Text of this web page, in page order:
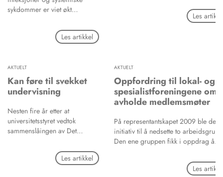
sykdommer er viet økt
årene. De systemiske
sykdommene dette gjelder er i
sukkersyke, lav fødselsvekt hos
for tidlig fødte barn,
luftveisinfeksjon, osteoporose
og reumatoid artritt. Blant orale
infeksjoner er periodontale
sykdommer de viktigste.
Les artikkel
engasjerer seg og diskuterer fag.
Les
AKTUELT
Kan føre til svekket
undervisning
Nesten fire år etter at
universitetsstyret vedtok
sammenslåingen av Det
odontologiske fakultet vet ennå
ingen hvem som skal drifte
Les artikkel
AKTUELT
Oppfordring til lokal- og
spesialistforeningene om
avholde medlemsmøter
På representantskapet 2009 ble det
initiativ til å nedsette to
Den ene gruppen fikk i oppdrag å
etterutdanning, og også utarbeide en
Les